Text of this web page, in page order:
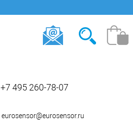
+7 495 260-78-07
eurosensor@eurosensor.ru